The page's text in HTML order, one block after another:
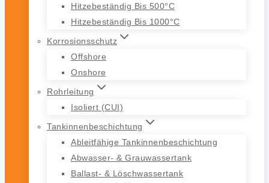
Hitzebeständig Bis 500°C
Hitzebeständig Bis 1000°C
Korrosionsschutz
Offshore
Onshore
Rohrleitung
Isoliert (CUI)
Tankinnenbeschichtung
Ableitfähige Tankinnenbeschichtung
Abwasser- & Grauwassertank
Ballast- & Löschwassertank